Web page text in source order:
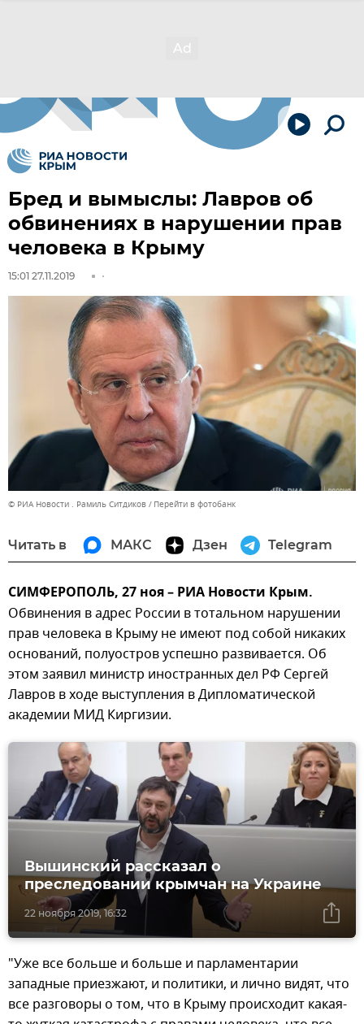
Бред и вымыслы: Лавров об
обвинениях в нарушении прав
человека в Крыму
15:01 27.11.2019
© РИА Новости . Рамиль Ситдиков Перейти в фотобанк
Читать в МАКС Дзен Telegram
СИМФЕРОПОЛЬ, 27 ноя – РИА Новости Крым.
Обвинения в адрес России в тотальном нарушении
прав человека в Крыму не имеют под собой никаких
оснований, полуостров успешно развивается. Об
этом заявил министр иностранных дел РФ Сергей
Лавров в ходе выступления в Дипломатической
академии МИД Киргизии.
22 ноября 2019, 16:32
Вышинский рассказал о
преследовании крымчан на Украине
"Уже все больше и больше и парламентарии
западные приезжают, и политики, и лично видят, что
все разговоры о том, что в Крыму происходит какая-